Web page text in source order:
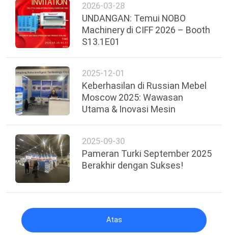
2026-03-28
UNDANGAN: Temui NOBO
Machinery di CIFF 2026 – Booth
S13.1E01
2025-12-01
Keberhasilan di Russian Mebel
Moscow 2025: Wawasan
Utama & Inovasi Mesin
2025-09-30
Pameran Turki September 2025
Berakhir dengan Sukses!
Atas